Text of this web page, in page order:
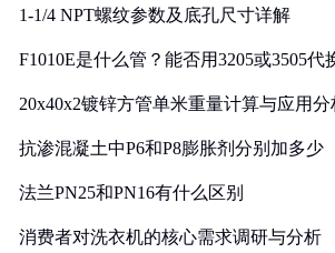
1-1/4 NPT螺纹参数及底孔尺寸详解
F1010E是什么管？能否用3205或3505代
20x40x2镀锌方管单米重量计算与应用分
抗渗混凝土中P6和P8膨胀剂分别加多少
法兰PN25和PN16有什么区别
消费者对洗衣机的核心需求调研与分析